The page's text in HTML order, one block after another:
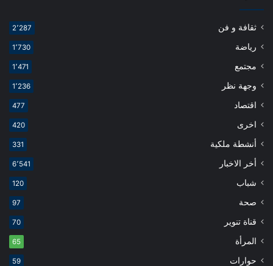
ثقافة و فن 2٬287
رياضة 1٬730
مجتمع 1٬471
وجهة نظر 1٬236
اقتصاد 477
اخرى 420
أنشطة ملكية 331
أخر الاخبار 6٬541
شباب 120
صحة 97
قناة تنوير 70
المرأة 65
حوارات 59